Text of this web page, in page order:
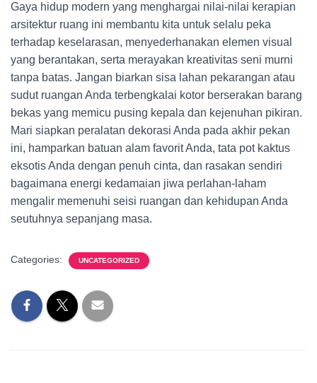
Gaya hidup modern yang menghargai nilai-nilai kerapian
arsitektur ruang ini membantu kita untuk selalu peka
terhadap keselarasan, menyederhanakan elemen visual
yang berantakan, serta merayakan kreativitas seni murni
tanpa batas. Jangan biarkan sisa lahan pekarangan atau
sudut ruangan Anda terbengkalai kotor berserakan barang
bekas yang memicu pusing kepala dan kejenuhan pikiran.
Mari siapkan peralatan dekorasi Anda pada akhir pekan
ini, hamparkan batuan alam favorit Anda, tata pot kaktus
eksotis Anda dengan penuh cinta, dan rasakan sendiri
bagaimana energi kedamaian jiwa perlahan-laham
mengalir memenuhi seisi ruangan dan kehidupan Anda
seutuhnya sepanjang masa.
Categories: UNCATEGORIZED